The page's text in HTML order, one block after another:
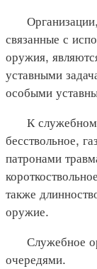
Организации,
связанные с
оружия,
уставными
особыми
К служебному
бесствольное,
патронами
также
оружие.
Служебное
очередями.